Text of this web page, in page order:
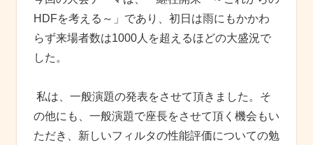
HDFを考える～」であり、初日は雨にもかかわ
らず来場者数は1000人を超えるほどの大盛況で
した。
私は、一般演題の発表をさせて頂きました。そ
の他にも、一般演題で座長をさせて頂く機会もい
ただき、新しいフィルタの性能評価についての勉